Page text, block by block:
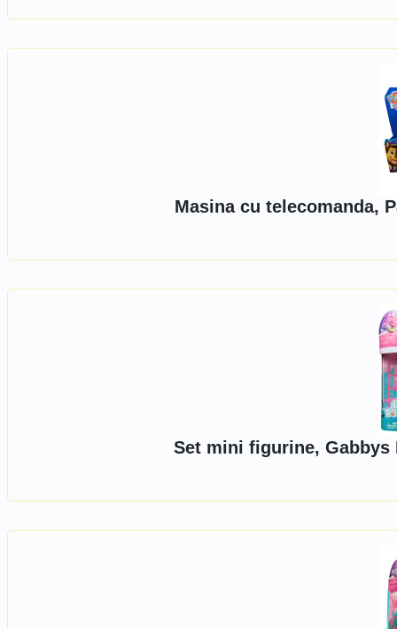
Masina cu telecomanda,
Set mini figurine, Gabbys